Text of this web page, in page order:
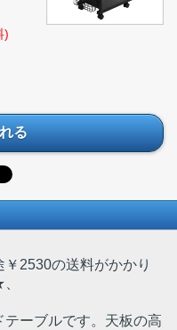
)
る
2530の送料がかかり
ーブルです。天板の高